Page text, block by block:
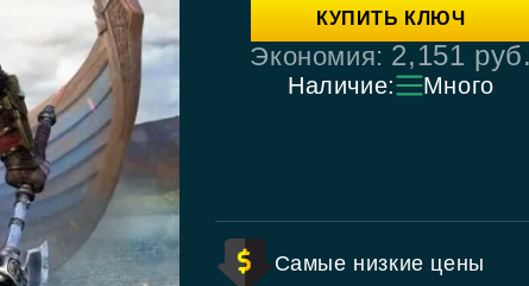
КУПИТЬ КЛЮЧ
Экономия: 2,151 руб.
Наличие: Много
Самые низкие цены